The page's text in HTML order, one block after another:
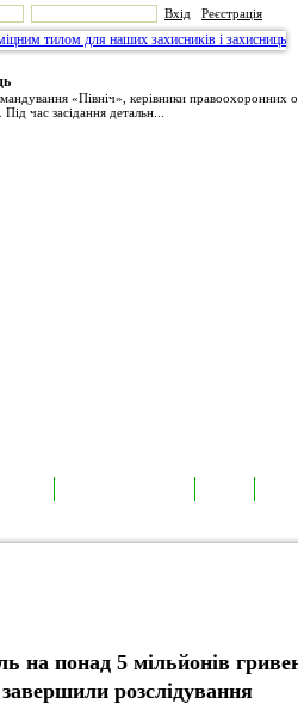
Вхід Реєстрація
«Північ», керівники правоохоронних
час засідання детальн...
на понад 5 мільйонів
розслідування